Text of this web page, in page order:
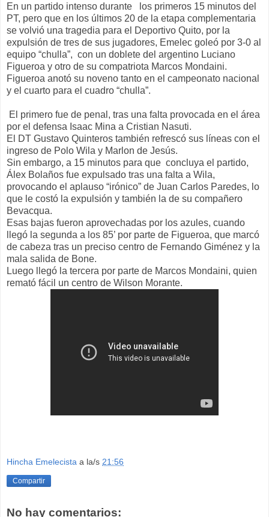
En un partido intenso durante los primeros 15 minutos del
PT, pero que en los últimos 20 de la etapa complementaria
se volvió una tragedia para el Deportivo Quito, por la
expulsión de tres de sus jugadores, Emelec goleó por 3-0 al
equipo “chulla”, con un doblete del argentino Luciano
Figueroa y otro de su compatriota Marcos Mondaini.
Figueroa anotó su noveno tanto en el campeonato nacional
y el cuarto para el cuadro “chulla”.
El primero fue de penal, tras una falta provocada en el área
por el defensa Isaac Mina a Cristian Nasuti.
El DT Gustavo Quinteros también refrescó sus líneas con el
ingreso de Polo Wila y Marlon de Jesús.
Sin embargo, a 15 minutos para que concluya el partido,
Álex Bolaños fue expulsado tras una falta a Wila,
provocando el aplauso “irónico” de Juan Carlos Paredes, lo
que le costó la expulsión y también la de su compañero
Bevacqua.
Esas bajas fueron aprovechadas por los azules, cuando
llegó la segunda a los 85’ por parte de Figueroa, que marcó
de cabeza tras un preciso centro de Fernando Giménez y la
mala salida de Bone.
Luego llegó la tercera por parte de Marcos Mondaini, quien
remató fácil un centro de Wilson Morante.
Hincha Emelecista a la/s 21:56
Compartir
No hay comentarios: